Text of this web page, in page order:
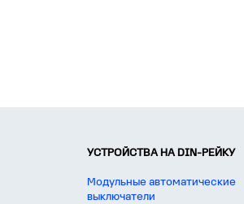
УСТРОЙСТВА НА DIN-РЕЙКУ
Модульные автоматические
выключатели